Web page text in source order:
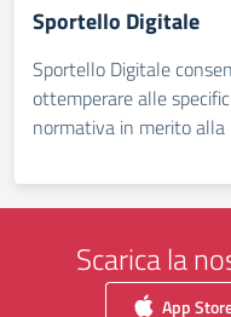
Sportello Digitale
Sportello Digitale
ottemperare alle
normativa in merito alla
Scarica la
App